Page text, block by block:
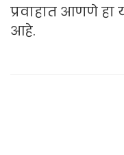
प्रवाहात आणणे हा
आहे.